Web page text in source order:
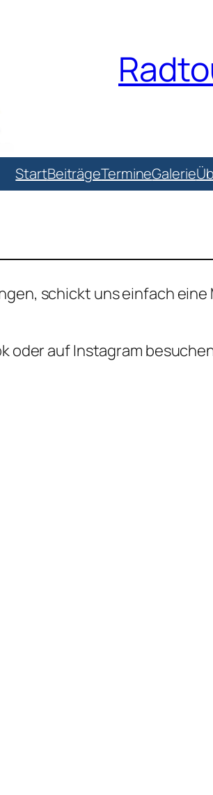
StartBeiträgeTermineGalerie
schickt uns einfach eine
oder auf Instagram